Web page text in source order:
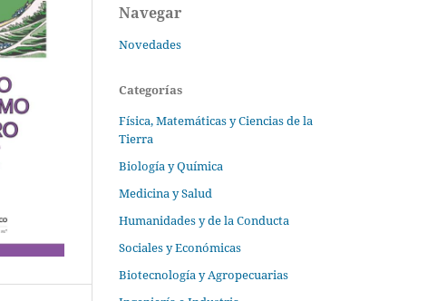
Navegar
Novedades
Categorías
Física, Matemáticas y Ciencias de la
Tierra
Biología y Química
Medicina y Salud
Humanidades y de la Conducta
Sociales y Económicas
Biotecnología y Agropecuarias